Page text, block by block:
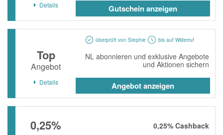
BOGNER
XXXLutz
momox
GALERIA
CHECK24
Details Gutschein anzeigen
überprüft von Stephie bis auf Widerruf
Top
Angebot
NL abonnieren und exklusive Angebote
und Aktionen sichern
Details Angebot anzeigen
0,25% 0,25% Cashback